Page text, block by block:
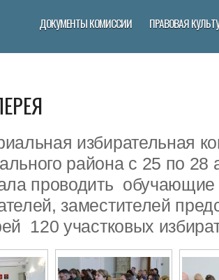
ДОКУМЕНТЫ КОМИССИИ ПРАВОВАЯ
избирательная
района с 25 по 28
проводить
заместителей
120 участковых